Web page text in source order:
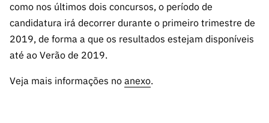
como nos últimos dois concursos, o período de
candidatura irá decorrer durante o primeiro trimestre de
2019, de forma a que os resultados estejam disponíveis
até ao Verão de 2019.
Veja mais informações no anexo.